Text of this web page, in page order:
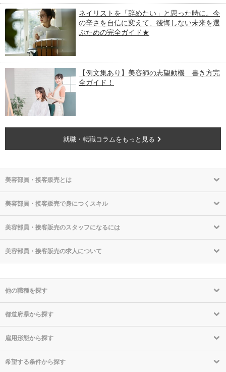
ネイリストを「辞めたい」と思った時に。今
の辛さを自信に変えて、後悔しない未来を選
ぶための完全ガイド★
【例文集あり】美容師の志望動機 書き方完
全ガイド！
就職・転職コラムをもっと見る
美容部員・接客販売とは
美容部員・接客販売で身につくスキル
美容部員・接客販売のスタッフになるには
美容部員・接客販売の求人について
他の職種を探す
都道府県から探す
雇用形態から探す
希望する条件から探す